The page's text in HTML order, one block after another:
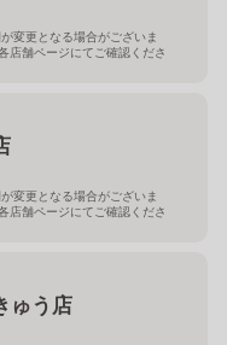
変更となる場合がございま
店舗ページにてご確認くださ
変更となる場合がございま
店舗ページにてご確認くださ
ゅう店